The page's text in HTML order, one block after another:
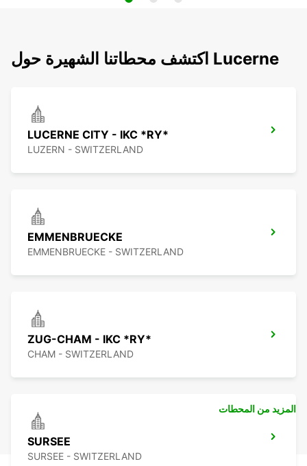
اكتشف محطاتنا الشهيرة حول Lucerne
LUCERNE CITY - IKC *RY*
LUZERN - SWITZERLAND
EMMENBRUECKE
EMMENBRUECKE - SWITZERLAND
ZUG-CHAM - IKC *RY*
CHAM - SWITZERLAND
SURSEE
SURSEE - SWITZERLAND
المزيد من المحطات